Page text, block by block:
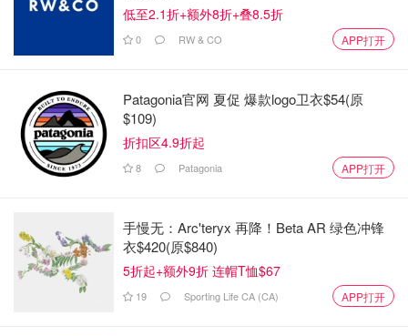
低至2.1折+额外8折+叠8.5折
0 RW & CO APP打开
Patagonia官网 夏促 爆款logo卫衣$54(原
$109)
折扣区4.9折起
8 Patagonia APP打开
手慢无：Arc'teryx 再降！Beta AR 绿色冲锋
衣$420(原$840)
5折起+额外9折 连帽T恤$67
19 Sporting Life CA (CA) APP打开